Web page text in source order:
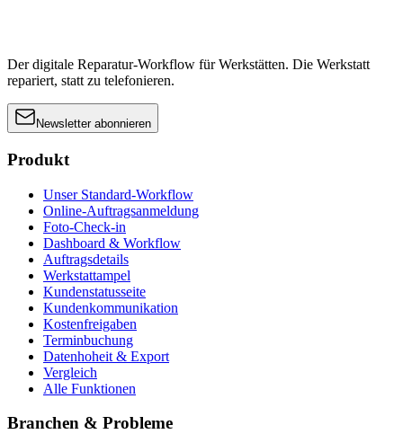
Der digitale Reparatur-Workflow für Werkstätten. Die Werkstatt
repariert, statt zu telefonieren.
Newsletter abonnieren
Produkt
Unser Standard-Workflow
Online-Auftragsanmeldung
Foto-Check-in
Dashboard & Workflow
Auftragsdetails
Werkstattampel
Kundenstatusseite
Kundenkommunikation
Kostenfreigaben
Terminbuchung
Datenhoheit & Export
Vergleich
Alle Funktionen
Branchen & Probleme